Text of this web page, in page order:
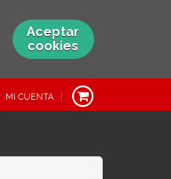
Aceptar
cookies
MI CUENTA